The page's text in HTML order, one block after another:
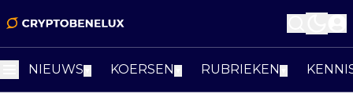
NIEUWS KOERSEN RUBRIEKEN